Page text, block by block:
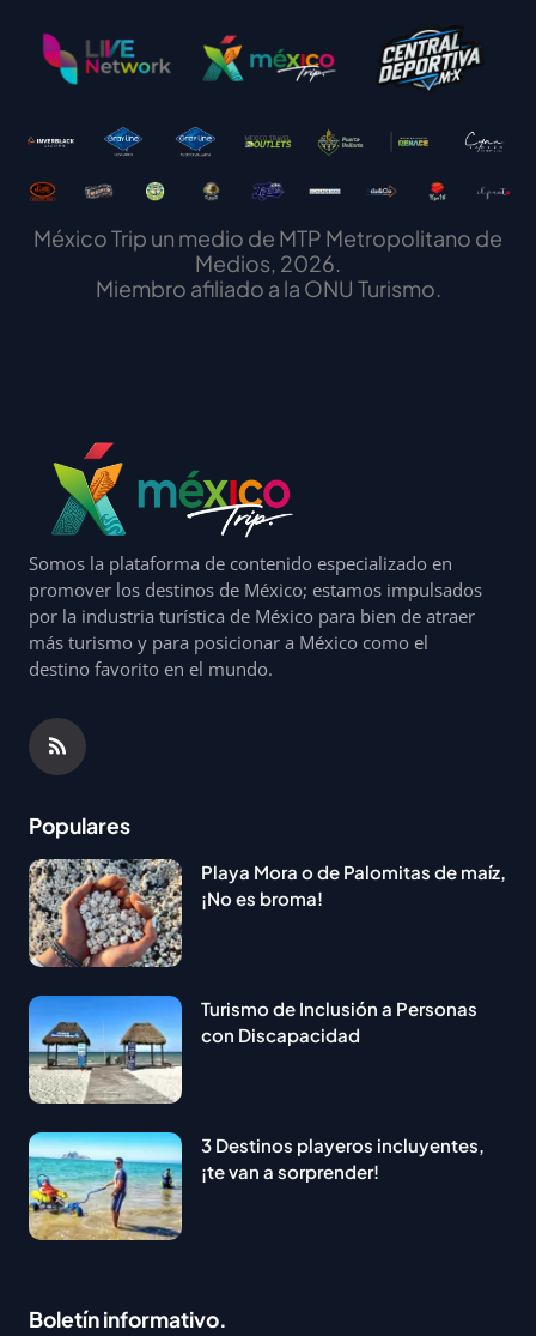
México Trip un medio de MTP Metropolitano de
Medios, 2026.
Miembro afiliado a la ONU Turismo.
Somos la plataforma de contenido especializado en
promover los destinos de México; estamos impulsados
por la industria turística de México para bien de atraer
más turismo y para posicionar a México como el
destino favorito en el mundo.
Populares
Playa Mora o de Palomitas de maíz,
¡No es broma!
Turismo de Inclusión a Personas
con Discapacidad
3 Destinos playeros incluyentes,
¡te van a sorprender!
Boletín informativo.